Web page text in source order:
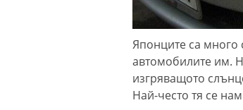
Японците са много
автомобилите им.
изгряващото
Най-често тя се